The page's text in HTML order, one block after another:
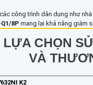
công trình dân dụng như
8P mang lại khả năng giám
CHỌN
VÀ
K2